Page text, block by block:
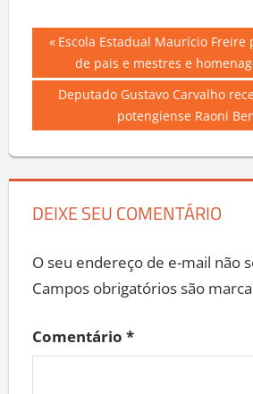
Navegação
de
Previous
Post:
Escola Estadual Maurício Freire
de pais e mestres e
Next
Deputado Gustavo Carvalho
potengiense Raoni
DEIXE SEU COMENTÁRIO
O seu endereço de e-mail não
Campos obrigatórios são
Comentário *